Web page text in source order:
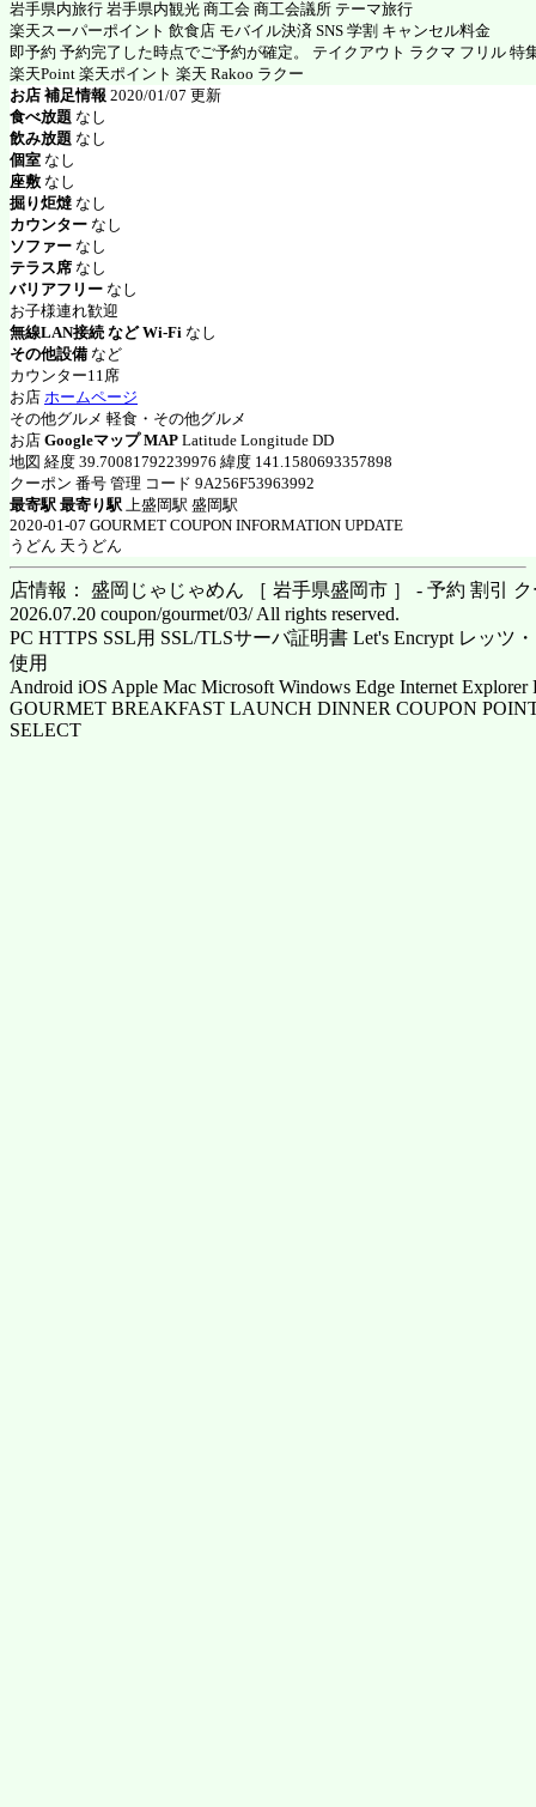
岩手県内旅行 岩手県内観光 商工会 商工会議所 テーマ旅行
楽天スーパーポイント 飲食店 モバイル決済 SNS 学割 キャンセル料金
即予約 予約完了した時点でご予約が確定。 テイクアウト ラクマ フリル 特
楽天Point 楽天ポイント 楽天 Rakoo ラクー
お店 補足情報 2020/01/07 更新
食べ放題 なし
飲み放題 なし
個室 なし
座敷 なし
掘り炬燵 なし
カウンター なし
ソファー なし
テラス席 なし
バリアフリー なし
お子様連れ歓迎
無線LAN接続 など Wi-Fi なし
その他設備 など
カウンター11席
お店 ホームページ
その他グルメ 軽食・その他グルメ
お店 Googleマップ MAP Latitude Longitude DD
地図 経度 39.70081792239976 緯度 141.1580693357898
クーポン 番号 管理 コード 9A256F53963992
最寄駅 最寄り駅 上盛岡駅 盛岡駅
2020-01-07 GOURMET COUPON INFORMATION UPDATE
うどん 天うどん
店情報： 盛岡じゃじゃめん ［ 岩手県盛岡市 ］ - 予約 割引
2026.07.20 coupon/gourmet/03/ All rights reserved.
PC HTTPS SSL用 SSL/TLSサーバ証明書 Let's Encrypt レッツ
使用
Android iOS Apple Mac Microsoft Windows Edge Internet Explorer
GOURMET BREAKFAST LAUNCH DINNER COUPON
SELECT